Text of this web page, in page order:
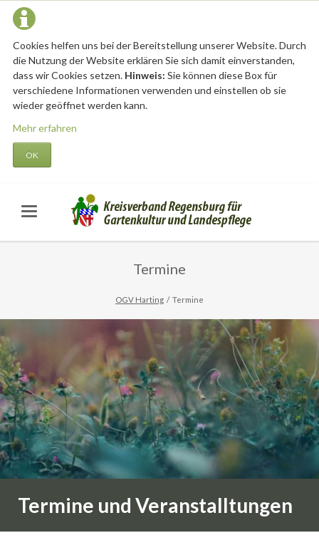
Cookies helfen uns bei der Bereitstellung unserer Website. Durch
die Nutzung der Website erklären Sie sich damit einverstanden,
dass wir Cookies setzen. Hinweis: Sie können diese Box für
verschiedene Informationen verwenden und einstellen ob sie
wieder geöffnet werden kann.
Mehr erfahren
OK
Termine
OGV Harting Termine
Termine und Veranstalltungen